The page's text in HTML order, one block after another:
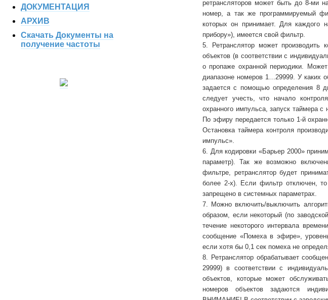
ДОКУМЕНТАЦИЯ
АРХИВ
Скачать Документы на
получение частоты
ретрансляторов может быть до 8-ми
номер, а так же программируемый
которых он принимает. Для каждого
прибору»), имеется свой фильтр.
5. Ретранслятор может производить
объектов (в соответствии с
о пропаже охранной периодики.
диапазоне номеров 1…29999. У каких
задается с помощью определения 8
следует учесть, что начало
охранного импульса, запуск таймера
По эфиру передается только 1-й
Остановка таймера контроля
импульс».
6. Для кодировки «Барьер 2000»
параметр). Так же возможно
фильтре, ретранслятор будет
более 2-х). Если фильтр отключен,
запрещено в системных параметрах.
7. Можно включить/выключить
образом, если некоторый (по
течение некоторого интервала
сообщение «Помеха в эфире»,
если хотя бы 0,1 сек помеха не
8. Ретранслятор обрабатывает
29999) в соответствии с
объектов, которые может
номеров объектов задаются